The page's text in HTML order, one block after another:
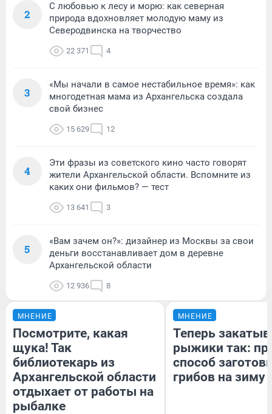
2
С любовью к лесу и морю: как северная
природа вдохновляет молодую маму из
Северодвинска на творчество
22 371 4
3
«Мы начали в самое нестабильное время»: как
многодетная мама из Архангельска создала
свой бизнес
15 629 12
4
Эти фразы из советского кино часто говорят
жители Архангельской области. Вспомните из
каких они фильмов? — тест
13 641 3
5
«Вам зачем он?»: дизайнер из Москвы за свои
деньги восстанавливает дом в деревне
Архангельской области
12 936 8
МНЕНИЕ
Посмотрите, какая
щука! Так
библиотекарь из
Архангельской области
отдыхает от работы на
рыбалке
МНЕНИЕ
Теперь
рыжики так:
способ
грибов на зиму